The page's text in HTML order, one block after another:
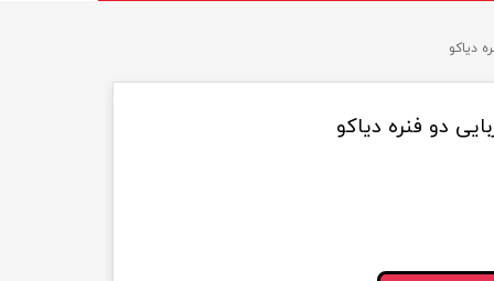
خروج از حساب کاربری
دیاکو
دو فنره دیاکو